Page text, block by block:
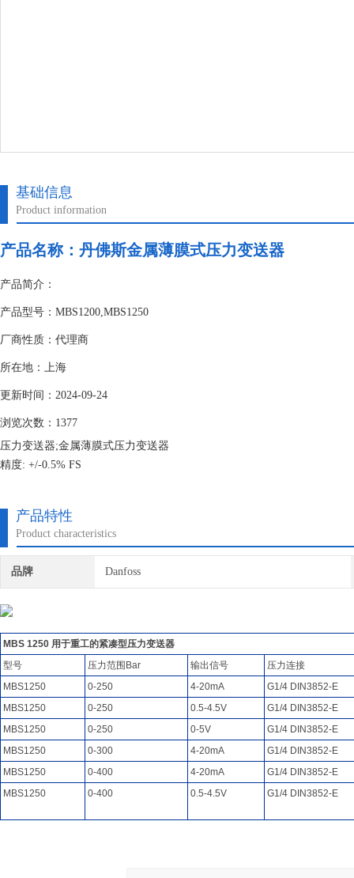
基础信息
Product information
产品名称： 丹佛斯金属薄膜式压力变送器
产品简介：
产品型号：MBS1200,MBS1250
厂商性质：代理商
所在地：上海
更新时间：2024-09-24
浏览次数：1377
压力变送器;金属薄膜式压力变送器
精度: +/-0.5% FS
•比例电压 （10-90%） , 4-20 mA,
0-5 V, 1-5 V, 1-6 V, 0-10 V
•压力范围: 0-6 to 0-600 bar
产品特性
Product characteristics
品牌 Danfoss
MBS 1250 用于重工的紧凑型压力变送器
型号
压力范围Bar 输出信号
压力连接
MBS1250
0-250 4-20mA
G1/4 DIN3852-E
MBS1250
0-250 0.5-4.5V
G1/4 DIN3852-E
MBS1250
0-250 0-5V
G1/4 DIN3852-E
MBS1250
0-300 4-20mA
G1/4 DIN3852-E
MBS1250
0-400 4-20mA
G1/4 DIN3852-E
MBS1250
0-400 0.5-4.5V G1/4 DIN3852-E